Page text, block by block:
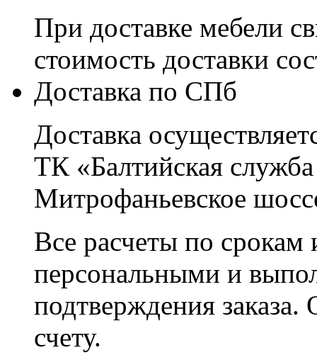
При доставке мебели
стоимость доставки
Доставка по СПб
Доставка
ТК «Балтийская
Митрофаньевское
Все расчеты по срокам
персональными и
подтверждения заказа.
счету.